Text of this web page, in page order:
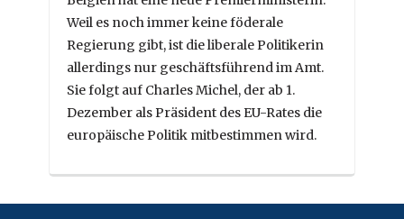
Weil es noch immer keine föderale
Regierung gibt, ist die liberale Politikerin
allerdings nur geschäftsführend im Amt.
Sie folgt auf Charles Michel, der ab 1.
Dezember als Präsident des EU-Rates die
europäische Politik mitbestimmen wird.